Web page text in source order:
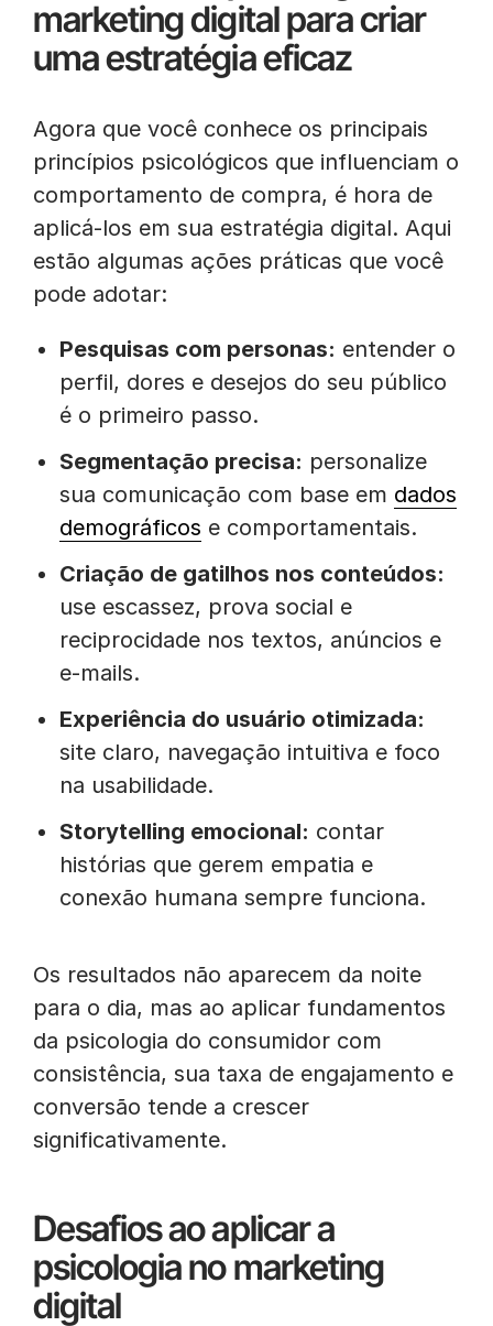
marketing digital para criar
uma estratégia eficaz
Agora que você conhece os principais
princípios psicológicos que influenciam o
comportamento de compra, é hora de
aplicá-los em sua estratégia digital. Aqui
estão algumas ações práticas que você
pode adotar:
Pesquisas com personas: entender o
perfil, dores e desejos do seu público
é o primeiro passo.
Segmentação precisa: personalize
sua comunicação com base em dados
demográficos e comportamentais.
Criação de gatilhos nos conteúdos:
use escassez, prova social e
reciprocidade nos textos, anúncios e
e-mails.
Experiência do usuário otimizada:
site claro, navegação intuitiva e foco
na usabilidade.
Storytelling emocional: contar
histórias que gerem empatia e
conexão humana sempre funciona.
Os resultados não aparecem da noite
para o dia, mas ao aplicar fundamentos
da psicologia do consumidor com
consistência, sua taxa de engajamento e
conversão tende a crescer
significativamente.
Desafios ao aplicar a
psicologia no marketing
digital